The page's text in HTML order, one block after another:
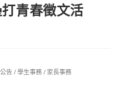
打青春徵文活
告/學生事務/ 家長事務